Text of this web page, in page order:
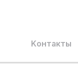
Kонтакты